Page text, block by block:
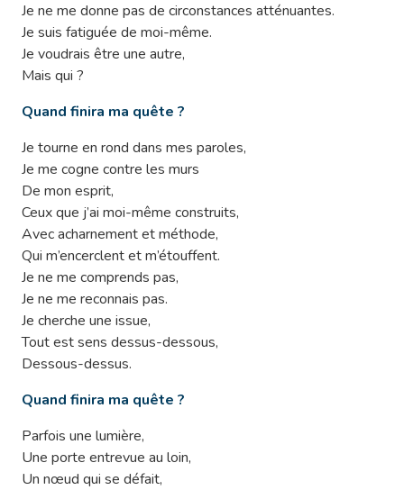
Je ne me donne pas de circonstances atténuantes.
Je suis fatiguée de moi-même.
Je voudrais être une autre,
Mais qui ?
Quand finira ma quête ?
Je tourne en rond dans mes paroles,
Je me cogne contre les murs
De mon esprit,
Ceux que j’ai moi-même construits,
Avec acharnement et méthode,
Qui m’encerclent et m’étouffent.
Je ne me comprends pas,
Je ne me reconnais pas.
Je cherche une issue,
Tout est sens dessus-dessous,
Dessous-dessus.
Quand finira ma quête ?
Parfois une lumière,
Une porte entrevue au loin,
Un nœud qui se défait,